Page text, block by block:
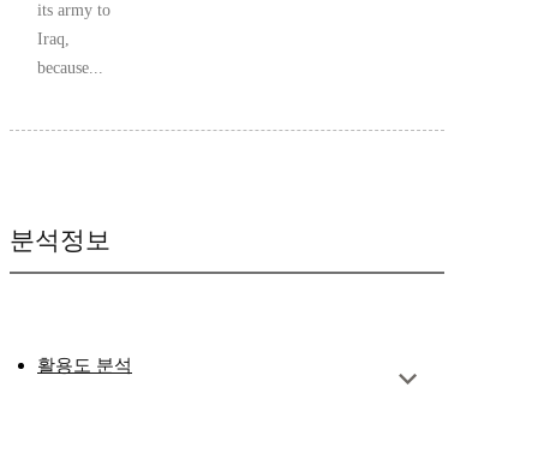
its army to
Iraq,
because...
분석정보
활용도 분석